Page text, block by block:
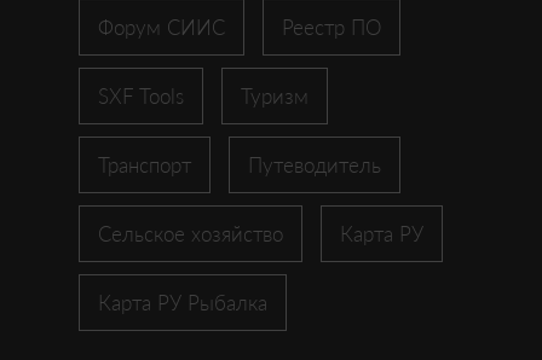
Форум СИИС Реестр ПО
SXF Tools Туризм
Транспорт Путеводитель
Сельское хозяйство Карта РУ
Карта РУ Рыбалка